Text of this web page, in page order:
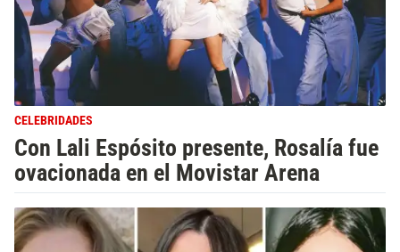
CELEBRIDADES
Con Lali Espósito presente, Rosalía fue
ovacionada en el Movistar Arena